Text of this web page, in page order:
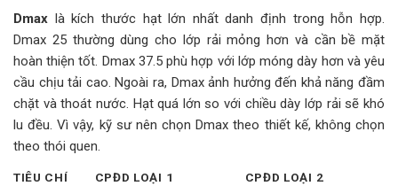
Dmax là kích thước hạt lớn nhất danh định trong hỗn hợp.
Dmax 25 thường dùng cho lớp rải mỏng hơn và cần bề mặt
hoàn thiện tốt. Dmax 37.5 phù hợp với lớp móng dày hơn và yêu
cầu chịu tải cao. Ngoài ra, Dmax ảnh hưởng đến khả năng đầm
chặt và thoát nước. Hạt quá lớn so với chiều dày lớp rải sẽ khó
lu đều. Vì vậy, kỹ sư nên chọn Dmax theo thiết kế, không chọn
theo thói quen.
TIÊU CHÍ CPĐD LOẠI 1
CPĐD LOẠI 2